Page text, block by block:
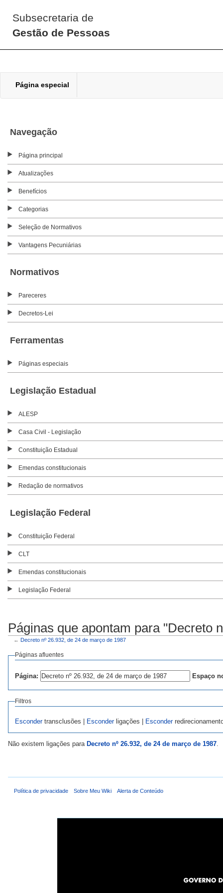
Subsecretaria de
Gestão de Pessoas
Página especial
Navegação
Página principal
Atualizações
Benefícios
Categorias
Seleção de Normativos
Vantagens Pecuniárias
Normativos
Pareceres
Decretos-Lei
Ferramentas
Páginas especiais
Legislação Estadual
ALESP
Casa Civil - Legislação
Constituição Estadual
Emendas constitucionais
Redação de normativos
Legislação Federal
Constituição Federal
CLT
Emendas constitucionais
Legislação Federal
Páginas que apontam para "Decreto
← Decreto nº 26.932, de 24 de março de 1987
Páginas afluentes
Página: Espaço
Filtros
Escondertransclusões | Esconderligações | Esconder
Não existem ligações para Decreto nº 26.932, de 24 de março de 1987.
Política de privacidade Sobre Meu Wiki Alerta de Conteúdo